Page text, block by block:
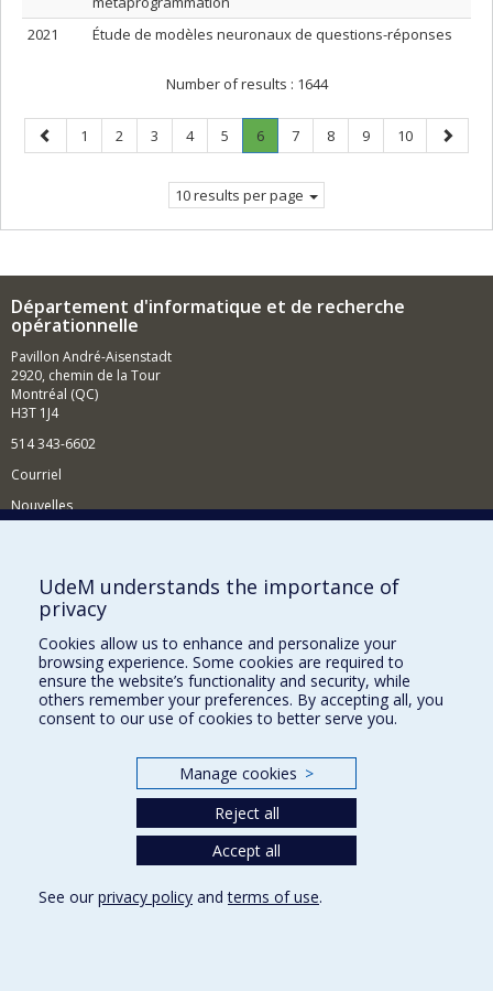
2021
Étude de modèles neuronaux de questions-réponses
Number of results : 1644
Previous
page
Page
1 Page
2 Page
3 Page
4 Page
5 Page
6.
Current
Page
7 Page
8 Page
9 Page
10
Next
page
10 results per page
Département d'informatique et de recherche
opérationnelle
Pavillon André-Aisenstadt
2920, chemin de la Tour
Montréal (QC)
H3T 1J4
514 343-6602
Courriel
Nouvelles
Comment soutenir le Département?
BESOIN D'AIDE?
Plan du site
Signaler une erreur
Accessibilité
Nos départements et écoles
UdeM understands the importance of
privacy
Cookies allow us to enhance and personalize your
browsing experience. Some cookies are required to
ensure the website’s functionality and security, while
others remember your preferences. By accepting all, you
consent to our use of cookies to better serve you.
Manage cookies >
Reject all
Accept all
See our privacy policy andterms of use.